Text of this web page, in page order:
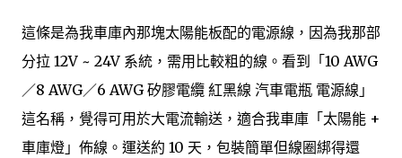
這條是為我車庫內那塊太陽能板配的電源線，因為我那部
分拉 12V ~ 24V 系統，需用比較粗的線。看到「10 AWG
／8 AWG／6 AWG 矽膠電纜 紅黑線 汽車電瓶 電源線」
這名稱，覺得可用於大電流輸送，適合我車庫「太陽能 +
車庫燈」佈線。運送約 10 天，包裝簡單但線圈綁得還